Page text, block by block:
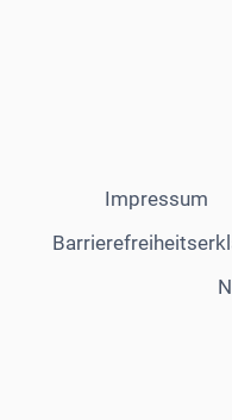
Impressum